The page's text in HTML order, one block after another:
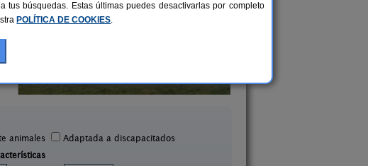
animales
Adaptada a discapacitados
búsquedas. Estas últimas puedes desactivarlas por completo
POLÍTICA DE COOKIES.